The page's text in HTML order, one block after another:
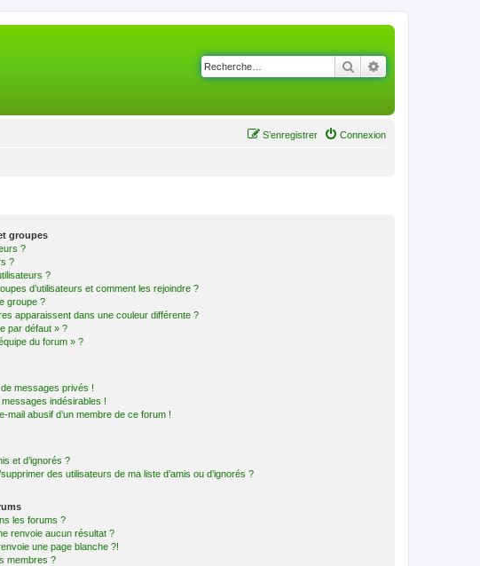
Rechercher
Connexion
S’enregistrer
groupes
?
?
?
d’utilisateurs et comment les rejoindre ?
groupe ?
apparaissent dans une couleur différente ?
par défaut » ?
du forum » ?
messages privés !
indésirables !
mail abusif d’un membre de ce forum !
et d’ignorés ?
des utilisateurs de ma liste d’amis ou d’ignorés ?
les forums ?
renvoie aucun résultat ?
une page blanche ?!
membres ?